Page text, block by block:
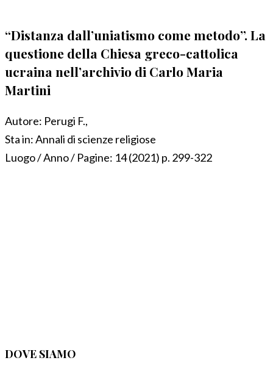
“Distanza dall’uniatismo come metodo”. La
questione della Chiesa greco-cattolica
ucraina nell’archivio di Carlo Maria
Martini
Autore: Perugi F.,
Sta in:Annali di scienze religiose
Luogo / Anno / Pagine: 14 (2021) p. 299-322
DOVE SIAMO